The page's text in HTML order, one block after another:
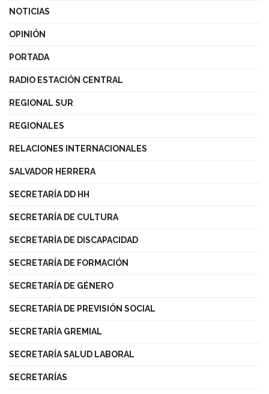
NOTICIAS
OPINIÓN
PORTADA
RADIO ESTACIÓN CENTRAL
REGIONAL SUR
REGIONALES
RELACIONES INTERNACIONALES
SALVADOR HERRERA
SECRETARÍA DD HH
SECRETARÍA DE CULTURA
SECRETARÍA DE DISCAPACIDAD
SECRETARÍA DE FORMACIÓN
SECRETARÍA DE GÉNERO
SECRETARÍA DE PREVISIÓN SOCIAL
SECRETARÍA GREMIAL
SECRETARÍA SALUD LABORAL
SECRETARÍAS